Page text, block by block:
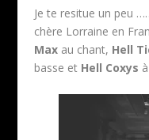
Je te resitue un peu
chère Lorraine en
Maxau chant, Hell
basse et Hell Coxys